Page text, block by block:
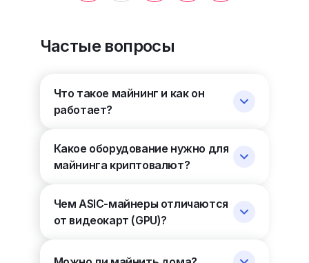
Частые вопросы
Что такое майнинг и как он
работает?
Какое оборудование нужно для
майнинга криптовалют?
Чем ASIC-майнеры отличаются
от видеокарт (GPU)?